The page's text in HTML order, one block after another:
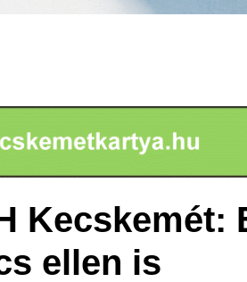
Kecskemét:
ellen is